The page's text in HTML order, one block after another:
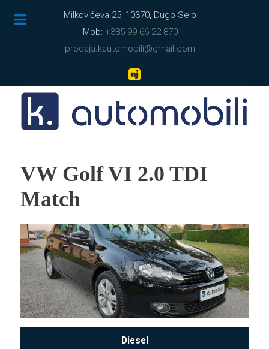
Milkovićeva 25, 10370, Dugo Selo
Mob: +385 99 66 22 870
prodaja.kautomobili@gmail.com
VW Golf VI 2.0 TDI
Match
Diesel